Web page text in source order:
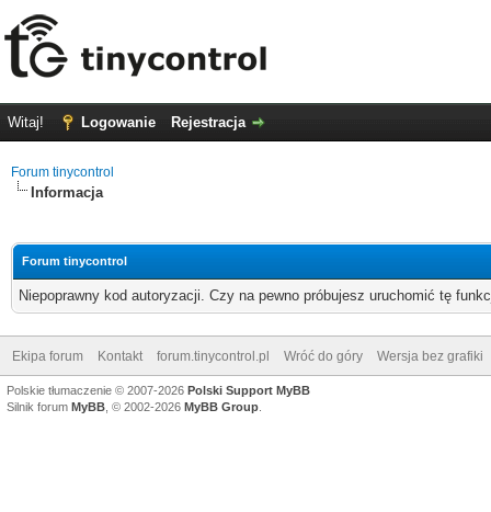
Witaj! Logowanie Rejestracja
Forum tinycontrol
Informacja
Forum tinycontrol
Niepoprawny kod autoryzacji. Czy na pewno próbujesz uruchomić tę
Ekipa forum Kontakt forum.tinycontrol.pl Wróć do góry Wersja bez grafiki
Polskie tłumaczenie © 2007-2026 Polski Support MyBB
Silnik forum MyBB , © 2002-2026 MyBB Group